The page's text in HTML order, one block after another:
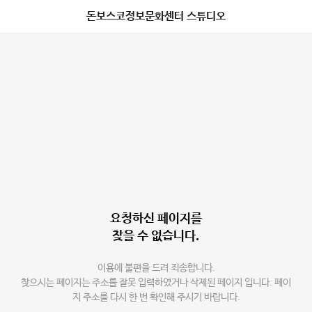
돈보스코정보문화센터 스튜디오
요청하신 페이지를
찾을 수 없습니다.
이용에 불편을 드려 죄송합니다.
찾으시는 페이지는 주소를 잘못 입력하였거나 삭제된 페이지 입니다. 페이
지 주소를 다시 한 번 확인해 주시기 바랍니다.